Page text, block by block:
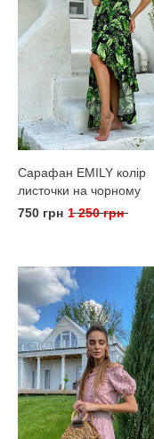
Сарафан EMILY колір
листочки на чорному
750 грн 1 250 грн